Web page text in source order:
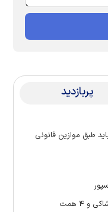
پربازدید
طبق موازین قانونی
شناسایی باند جعل مدارک مهاجرت/ ۳۰۰ شاکی و ۴ همت